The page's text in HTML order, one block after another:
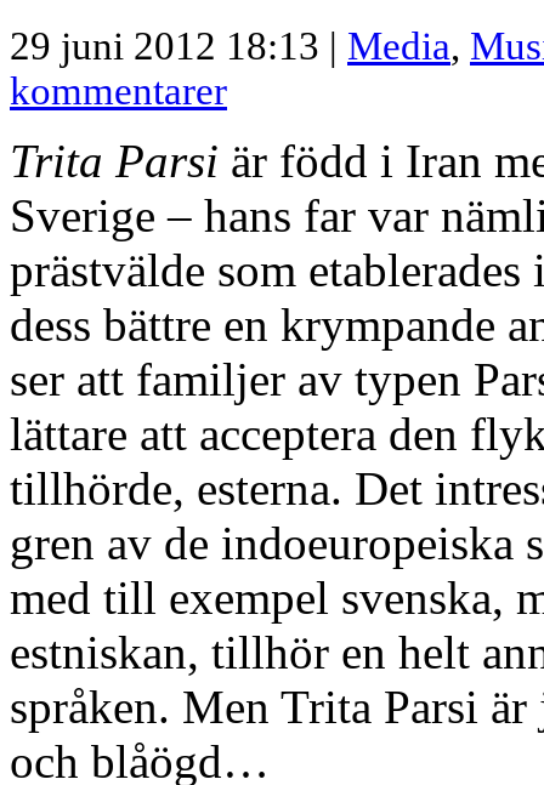
29 juni 2012 18:13 | Media,
kommentarer
Trita Parsi är född i Iran
Sverige – hans far var
prästvälde som
dess bättre en krympande
ser att familjer av typen
lättare att acceptera den
tillhörde, esterna. Det
gren av de indoeuropeiska
med till exempel svenska,
estniskan, tillhör en helt
språken. Men Trita Parsi
och blåögd…